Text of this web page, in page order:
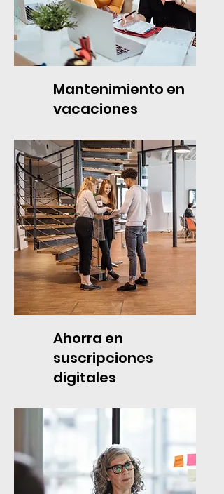
Mantenimiento en
vacaciones
Ahorra en
suscripciones
digitales